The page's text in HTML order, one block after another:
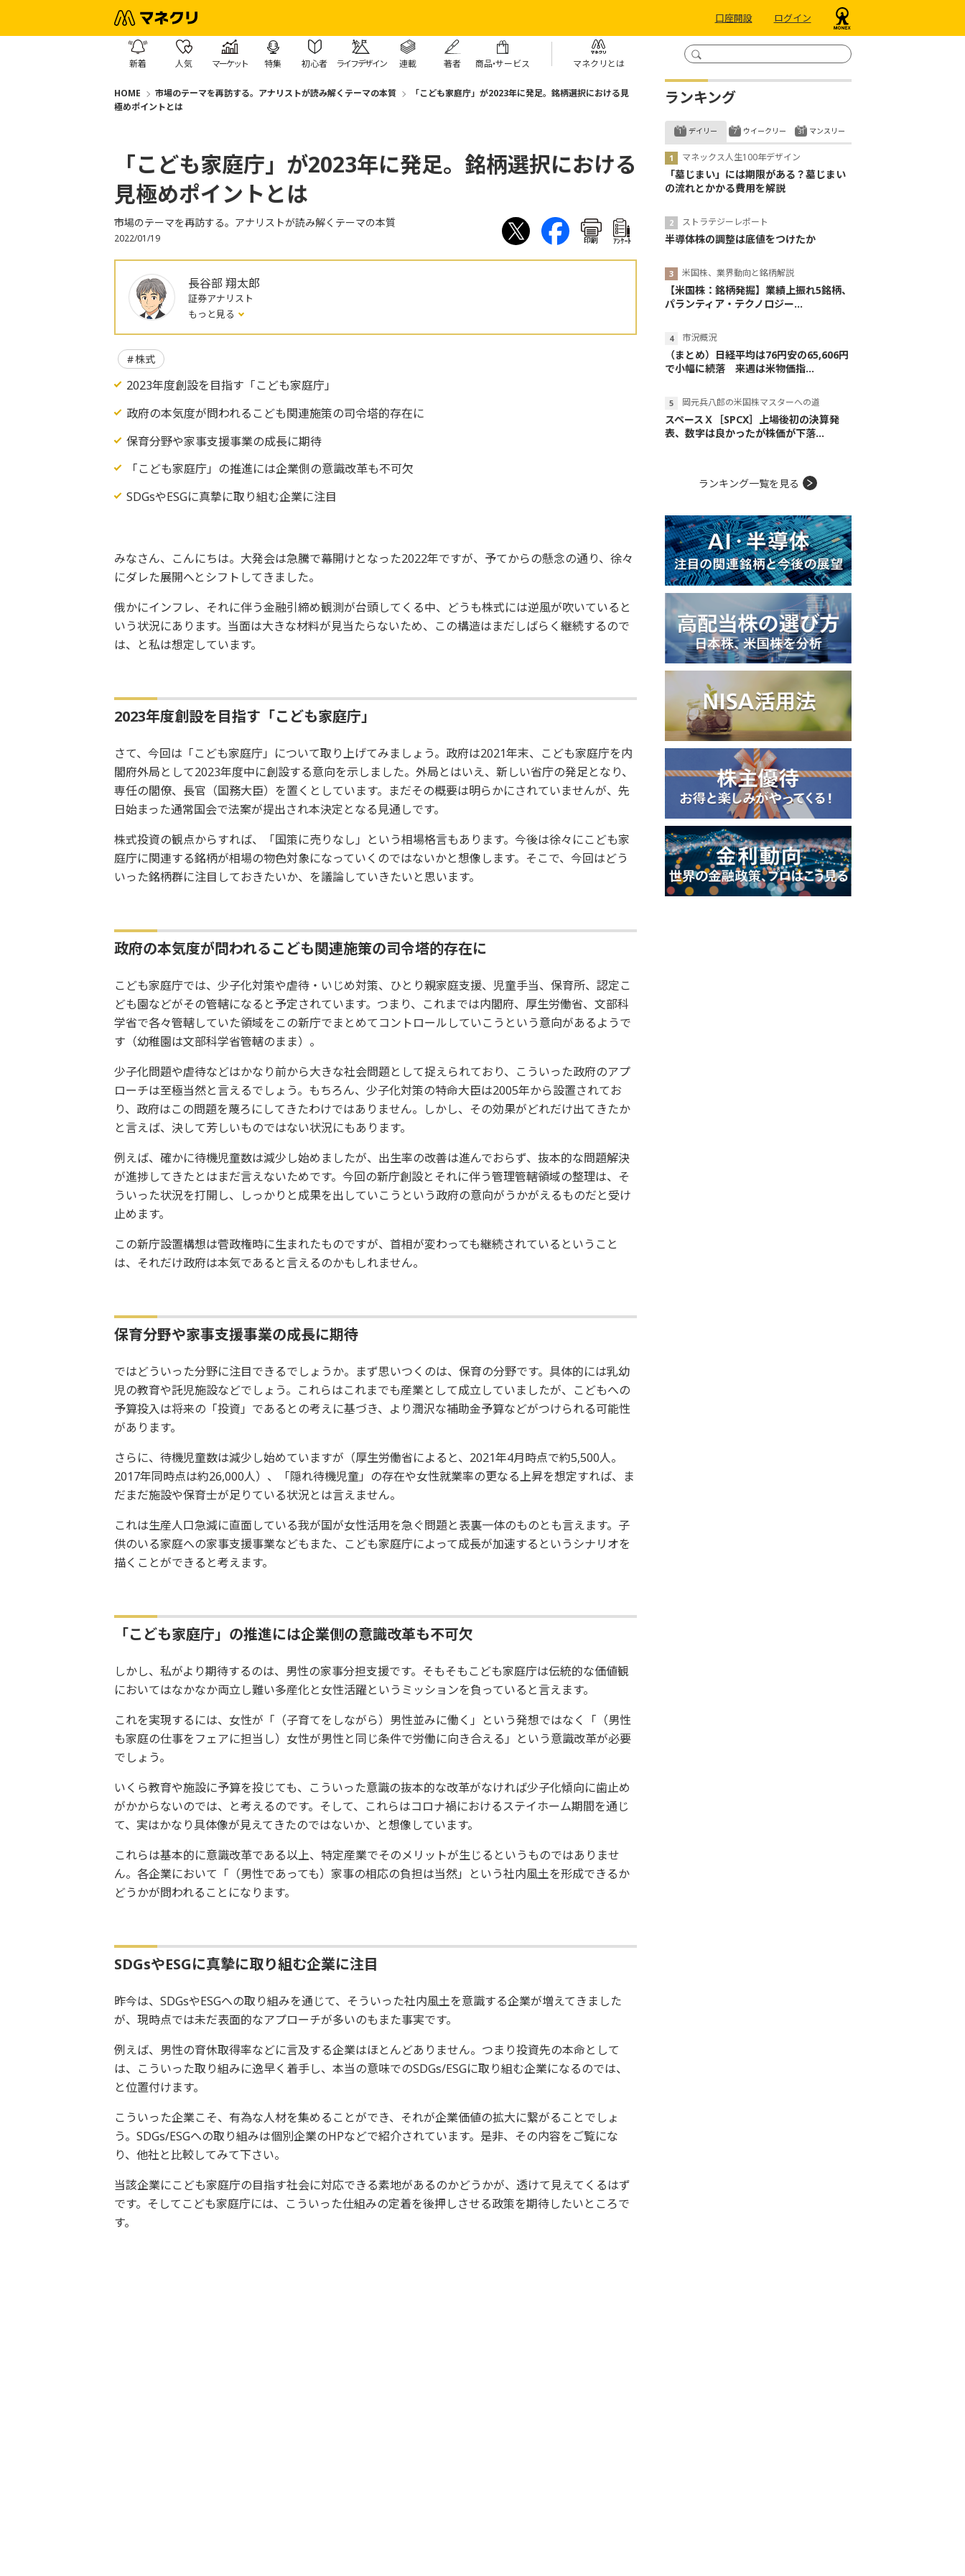
口座開設 ログイン
新着 人気 マーケット 特集 初心者 ライフデザイン 連載 著者 商品・サービス マネクリとは
HOME 市場のテーマを再訪する。アナリストが読み解くテーマの本質
「こども家庭庁」が2023年に発足。銘柄選択における見
極めポイントとは
「こども家庭庁」が2023年に発足。銘柄選択における
見極めポイントとは
市場のテーマを再訪する。アナリストが読み解くテーマの本質
2022/01/19 印刷 ｱﾝｹｰﾄ
長谷部 翔太郎
証券アナリスト
もっと見る
株式
2023年度創設を目指す「こども家庭庁」
政府の本気度が問われるこども関連施策の司令塔的存在に
保育分野や家事支援事業の成長に期待
「こども家庭庁」の推進には企業側の意識改革も不可欠
SDGsやESGに真摯に取り組む企業に注目
みなさん、こんにちは。大発会は急騰で幕開けとなった2022年ですが、予てからの懸念の通り、徐々
にダレた展開へとシフトしてきました。
俄かにインフレ、それに伴う金融引締め観測が台頭してくる中、どうも株式には逆風が吹いていると
いう状況にあります。当面は大きな材料が見当たらないため、この構造はまだしばらく継続するので
は、と私は想定しています。
2023年度創設を目指す「こども家庭庁」
さて、今回は「こども家庭庁」について取り上げてみましょう。政府は2021年末、こども家庭庁を内
閣府外局として2023年度中に創設する意向を示しました。外局とはいえ、新しい省庁の発足となり、
専任の閣僚、長官（国務大臣）を置くとしています。まだその概要は明らかにされていませんが、先
日始まった通常国会で法案が提出され本決定となる見通しです。
株式投資の観点からすれば、「国策に売りなし」という相場格言もあります。今後は徐々にこども家
庭庁に関連する銘柄が相場の物色対象になっていくのではないかと想像します。そこで、今回はどう
いった銘柄群に注目しておきたいか、を議論していきたいと思います。
政府の本気度が問われるこども関連施策の司令塔的存在に
こども家庭庁では、少子化対策や虐待・いじめ対策、ひとり親家庭支援、児童手当、保育所、認定こ
ども園などがその管轄になると予定されています。つまり、これまでは内閣府、厚生労働省、文部科
学省で各々管轄していた領域をこの新庁でまとめてコントロールしていこうという意向があるようで
す（幼稚園は文部科学省管轄のまま）。
少子化問題や虐待などはかなり前から大きな社会問題として捉えられており、こういった政府のアプ
ローチは至極当然と言えるでしょう。もちろん、少子化対策の特命大臣は2005年から設置されてお
り、政府はこの問題を蔑ろにしてきたわけではありません。しかし、その効果がどれだけ出てきたか
と言えば、決して芳しいものではない状況にもあります。
例えば、確かに待機児童数は減少し始めましたが、出生率の改善は進んでおらず、抜本的な問題解決
が進捗してきたとはまだ言えないためです。今回の新庁創設とそれに伴う管理管轄領域の整理は、そ
ういった状況を打開し、しっかりと成果を出していこうという政府の意向がうかがえるものだと受け
止めます。
この新庁設置構想は菅政権時に生まれたものですが、首相が変わっても継続されているということ
は、それだけ政府は本気であると言えるのかもしれません。
保育分野や家事支援事業の成長に期待
ではどういった分野に注目できるでしょうか。まず思いつくのは、保育の分野です。具体的には乳幼
児の教育や託児施設などでしょう。これらはこれまでも産業として成立していましたが、こどもへの
予算投入は将来の「投資」であるとの考えに基づき、より潤沢な補助金予算などがつけられる可能性
があります。
さらに、待機児童数は減少し始めていますが（厚生労働省によると、2021年4月時点で約5,500人。
2017年同時点は約26,000人）、「隠れ待機児童」の存在や女性就業率の更なる上昇を想定すれば、ま
だまだ施設や保育士が足りている状況とは言えません。
これは生産人口急減に直面している我が国が女性活用を急ぐ問題と表裏一体のものとも言えます。子
供のいる家庭への家事支援事業などもまた、こども家庭庁によって成長が加速するというシナリオを
描くことができると考えます。
「こども家庭庁」の推進には企業側の意識改革も不可欠
しかし、私がより期待するのは、男性の家事分担支援です。そもそもこども家庭庁は伝統的な価値観
においてはなかなか両立し難い多産化と女性活躍というミッションを負っていると言えます。
これを実現するには、女性が「（子育てをしながら）男性並みに働く」という発想ではなく「（男性
も家庭の仕事をフェアに担当し）女性が男性と同じ条件で労働に向き合える」という意識改革が必要
でしょう。
いくら教育や施設に予算を投じても、こういった意識の抜本的な改革がなければ少子化傾向に歯止め
がかからないのでは、と考えるのです。そして、これらはコロナ禍におけるステイホーム期間を通じ
て、実はかなり具体像が見えてきたのではないか、と想像しています。
これらは基本的に意識改革である以上、特定産業でそのメリットが生じるというものではありませ
ん。各企業において「（男性であっても）家事の相応の負担は当然」という社内風土を形成できるか
どうかが問われることになります。
SDGsやESGに真摯に取り組む企業に注目
昨今は、SDGsやESGへの取り組みを通じて、そういった社内風土を意識する企業が増えてきました
が、現時点では未だ表面的なアプローチが多いのもまた事実です。
例えば、男性の育休取得率などに言及する企業はほとんどありません。つまり投資先の本命として
は、こういった取り組みに逸早く着手し、本当の意味でのSDGs/ESGに取り組む企業になるのでは、
と位置付けます。
こういった企業こそ、有為な人材を集めることができ、それが企業価値の拡大に繋がることでしょ
う。SDGs/ESGへの取り組みは個別企業のHPなどで紹介されています。是非、その内容をご覧にな
り、他社と比較してみて下さい。
当該企業にこども家庭庁の目指す社会に対応できる素地があるのかどうかが、透けて見えてくるはず
です。そしてこども家庭庁には、こういった仕組みの定着を後押しさせる政策を期待したいところで
す。
ランキング
デイリー
マネックス人生100年デザイン
「墓じまい」には期限がある？墓じまい
の流れとかかる費用を解説
ストラテジーレポート
半導体株の調整は底値をつけたか
米国株、業界動向と銘柄解説
【米国株：銘柄発掘】業績上振れ5銘柄、
パランティア・テクノロジー...
市況概況
（まとめ）日経平均は76円安の65,606円
で小幅に続落 来週は米物価指...
岡元兵八郎の米国株マスターへの道
スペースＸ［SPCX］上場後初の決算発
表、数字は良かったが株価が下落...
ウイークリー マンスリー
ランキング一覧を見る